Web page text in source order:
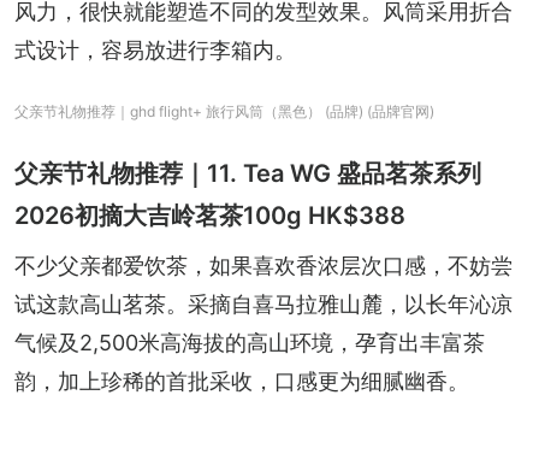
风力，很快就能塑造不同的发型效果。风筒采用折合
式设计，容易放进行李箱内。
父亲节礼物推荐｜ghd flight+ 旅行风筒（黑色） (品牌) (品牌官网)
父亲节礼物推荐｜11. Tea WG 盛品茗茶系列
2026初摘大吉岭茗茶100g HK$388
不少父亲都爱饮茶，如果喜欢香浓层次口感，不妨尝
试这款高山茗茶。采摘自喜马拉雅山麓，以长年沁凉
气候及2,500米高海拔的高山环境，孕育出丰富茶
韵，加上珍稀的首批采收，口感更为细腻幽香。